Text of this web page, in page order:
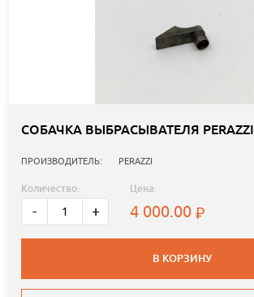
СОБАЧКА ВЫБРАСЫВАТЕЛЯ PERAZZI
ПРОИЗВОДИТЕЛЬ: PERAZZI
Количество:
- +
Цена:
4 000.00
В КОРЗИНУ